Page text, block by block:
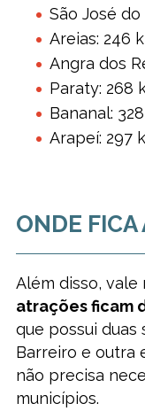
São José
Areias: 246
Angra dos
Paraty: 268
Bananal:
Arapeí: 297
ONDE FICA
Além disso, vale
atrações ficam
que possui duas
Barreiro e outra
não precisa
municípios.